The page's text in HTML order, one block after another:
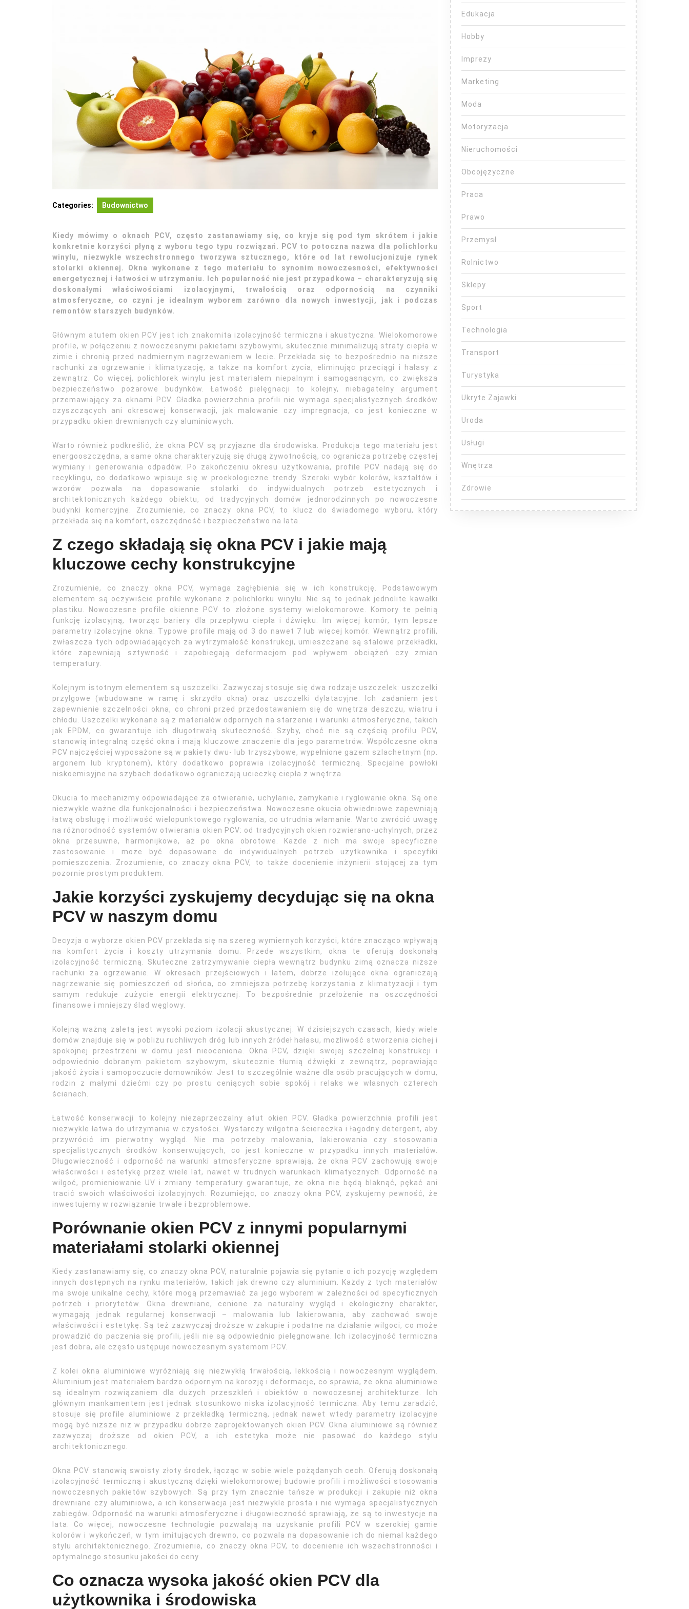
Categories: Budownictwo
Kiedy mówimy o oknach PCV, często zastanawiamy się, co kryje się pod tym skrótem i jakie
konkretnie korzyści płyną z wyboru tego typu rozwiązań. PCV to potoczna nazwa dla polichlorku
winylu, niezwykle wszechstronnego tworzywa sztucznego, które od lat rewolucjonizuje rynek
stolarki okiennej. Okna wykonane z tego materiału to synonim nowoczesności, efektywności
energetycznej i łatwości w utrzymaniu. Ich popularność nie jest przypadkowa – charakteryzują się
doskonałymi właściwościami izolacyjnymi, trwałością oraz odpornością na czynniki
atmosferyczne, co czyni je idealnym wyborem zarówno dla nowych inwestycji, jak i podczas
remontów starszych budynków.
Głównym atutem okien PCV jest ich znakomita izolacyjność termiczna i akustyczna. Wielokomorowe
profile, w połączeniu z nowoczesnymi pakietami szybowymi, skutecznie minimalizują straty ciepła w
zimie i chronią przed nadmiernym nagrzewaniem w lecie. Przekłada się to bezpośrednio na niższe
rachunki za ogrzewanie i klimatyzację, a także na komfort życia, eliminując przeciągi i hałasy z
zewnątrz. Co więcej, polichlorek winylu jest materiałem niepalnym i samogasnącym, co zwiększa
bezpieczeństwo pożarowe budynków. Łatwość pielęgnacji to kolejny, niebagatelny argument
przemawiający za oknami PCV. Gładka powierzchnia profili nie wymaga specjalistycznych środków
czyszczących ani okresowej konserwacji, jak malowanie czy impregnacja, co jest konieczne w
przypadku okien drewnianych czy aluminiowych.
Warto również podkreślić, że okna PCV są przyjazne dla środowiska. Produkcja tego materiału jest
energooszczędna, a same okna charakteryzują się długą żywotnością, co ogranicza potrzebę częstej
wymiany i generowania odpadów. Po zakończeniu okresu użytkowania, profile PCV nadają się do
recyklingu, co dodatkowo wpisuje się w proekologiczne trendy. Szeroki wybór kolorów, kształtów i
wzorów pozwala na dopasowanie stolarki do indywidualnych potrzeb estetycznych i
architektonicznych każdego obiektu, od tradycyjnych domów jednorodzinnych po nowoczesne
budynki komercyjne. Zrozumienie, co znaczy okna PCV, to klucz do świadomego wyboru, który
przekłada się na komfort, oszczędność i bezpieczeństwo na lata.
Z czego składają się okna PCV i jakie mają
kluczowe cechy konstrukcyjne
Zrozumienie, co znaczy okna PCV, wymaga zagłębienia się w ich konstrukcję. Podstawowym
elementem są oczywiście profile wykonane z polichlorku winylu. Nie są to jednak jednolite kawałki
plastiku. Nowoczesne profile okienne PCV to złożone systemy wielokomorowe. Komory te pełnią
funkcję izolacyjną, tworząc bariery dla przepływu ciepła i dźwięku. Im więcej komór, tym lepsze
parametry izolacyjne okna. Typowe profile mają od 3 do nawet 7 lub więcej komór. Wewnątrz profili,
zwłaszcza tych odpowiadających za wytrzymałość konstrukcji, umieszczane są stalowe przekładki,
które zapewniają sztywność i zapobiegają deformacjom pod wpływem obciążeń czy zmian
temperatury.
Kolejnym istotnym elementem są uszczelki. Zazwyczaj stosuje się dwa rodzaje uszczelek: uszczelki
przylgowe (wbudowane w ramę i skrzydło okna) oraz uszczelki dylatacyjne. Ich zadaniem jest
zapewnienie szczelności okna, co chroni przed przedostawaniem się do wnętrza deszczu, wiatru i
chłodu. Uszczelki wykonane są z materiałów odpornych na starzenie i warunki atmosferyczne, takich
jak EPDM, co gwarantuje ich długotrwałą skuteczność. Szyby, choć nie są częścią profilu PCV,
stanowią integralną część okna i mają kluczowe znaczenie dla jego parametrów. Współczesne okna
PCV najczęściej wyposażone są w pakiety dwu- lub trzyszybowe, wypełnione gazem szlachetnym (np.
argonem lub kryptonem), który dodatkowo poprawia izolacyjność termiczną. Specjalne powłoki
niskoemisyjne na szybach dodatkowo ograniczają ucieczkę ciepła z wnętrza.
Okucia to mechanizmy odpowiadające za otwieranie, uchylanie, zamykanie i ryglowanie okna. Są one
niezwykle ważne dla funkcjonalności i bezpieczeństwa. Nowoczesne okucia obwiedniowe zapewniają
łatwą obsługę i możliwość wielopunktowego ryglowania, co utrudnia włamanie. Warto zwrócić uwagę
na różnorodność systemów otwierania okien PCV: od tradycyjnych okien rozwierano-uchylnych, przez
okna przesuwne, harmonijkowe, aż po okna obrotowe. Każde z nich ma swoje specyficzne
zastosowanie i może być dopasowane do indywidualnych potrzeb użytkownika i specyfiki
pomieszczenia. Zrozumienie, co znaczy okna PCV, to także docenienie inżynierii stojącej za tym
pozornie prostym produktem.
Jakie korzyści zyskujemy decydując się na okna
PCV w naszym domu
Decyzja o wyborze okien PCV przekłada się na szereg wymiernych korzyści, które znacząco wpływają
na komfort życia i koszty utrzymania domu. Przede wszystkim, okna te oferują doskonałą
izolacyjność termiczną. Skuteczne zatrzymywanie ciepła wewnątrz budynku zimą oznacza niższe
rachunki za ogrzewanie. W okresach przejściowych i latem, dobrze izolujące okna ograniczają
nagrzewanie się pomieszczeń od słońca, co zmniejsza potrzebę korzystania z klimatyzacji i tym
samym redukuje zużycie energii elektrycznej. To bezpośrednie przełożenie na oszczędności
finansowe i mniejszy ślad węglowy.
Kolejną ważną zaletą jest wysoki poziom izolacji akustycznej. W dzisiejszych czasach, kiedy wiele
domów znajduje się w pobliżu ruchliwych dróg lub innych źródeł hałasu, możliwość stworzenia cichej i
spokojnej przestrzeni w domu jest nieoceniona. Okna PCV, dzięki swojej szczelnej konstrukcji i
odpowiednio dobranym pakietom szybowym, skutecznie tłumią dźwięki z zewnątrz, poprawiając
jakość życia i samopoczucie domowników. Jest to szczególnie ważne dla osób pracujących w domu,
rodzin z małymi dziećmi czy po prostu ceniących sobie spokój i relaks we własnych czterech
ścianach.
Łatwość konserwacji to kolejny niezaprzeczalny atut okien PCV. Gładka powierzchnia profili jest
niezwykle łatwa do utrzymania w czystości. Wystarczy wilgotna ściereczka i łagodny detergent, aby
przywrócić im pierwotny wygląd. Nie ma potrzeby malowania, lakierowania czy stosowania
specjalistycznych środków konserwujących, co jest konieczne w przypadku innych materiałów.
Długowieczność i odporność na warunki atmosferyczne sprawiają, że okna PCV zachowują swoje
właściwości i estetykę przez wiele lat, nawet w trudnych warunkach klimatycznych. Odporność na
wilgoć, promieniowanie UV i zmiany temperatury gwarantuje, że okna nie będą blaknąć, pękać ani
tracić swoich właściwości izolacyjnych. Rozumiejąc, co znaczy okna PCV, zyskujemy pewność, że
inwestujemy w rozwiązanie trwałe i bezproblemowe.
Porównanie okien PCV z innymi popularnymi
materiałami stolarki okiennej
Kiedy zastanawiamy się, co znaczy okna PCV, naturalnie pojawia się pytanie o ich pozycję względem
innych dostępnych na rynku materiałów, takich jak drewno czy aluminium. Każdy z tych materiałów
ma swoje unikalne cechy, które mogą przemawiać za jego wyborem w zależności od specyficznych
potrzeb i priorytetów. Okna drewniane, cenione za naturalny wygląd i ekologiczny charakter,
wymagają jednak regularnej konserwacji – malowania lub lakierowania, aby zachować swoje
właściwości i estetykę. Są też zazwyczaj droższe w zakupie i podatne na działanie wilgoci, co może
prowadzić do paczenia się profili, jeśli nie są odpowiednio pielęgnowane. Ich izolacyjność termiczna
jest dobra, ale często ustępuje nowoczesnym systemom PCV.
Z kolei okna aluminiowe wyróżniają się niezwykłą trwałością, lekkością i nowoczesnym wyglądem.
Aluminium jest materiałem bardzo odpornym na korozję i deformacje, co sprawia, że okna aluminiowe
są idealnym rozwiązaniem dla dużych przeszkleń i obiektów o nowoczesnej architekturze. Ich
głównym mankamentem jest jednak stosunkowo niska izolacyjność termiczna. Aby temu zaradzić,
stosuje się profile aluminiowe z przekładką termiczną, jednak nawet wtedy parametry izolacyjne
mogą być niższe niż w przypadku dobrze zaprojektowanych okien PCV. Okna aluminiowe są również
zazwyczaj droższe od okien PCV, a ich estetyka może nie pasować do każdego stylu
architektonicznego.
Okna PCV stanowią swoisty złoty środek, łącząc w sobie wiele pożądanych cech. Oferują doskonałą
izolacyjność termiczną i akustyczną dzięki wielokomorowej budowie profili i możliwości stosowania
nowoczesnych pakietów szybowych. Są przy tym znacznie tańsze w produkcji i zakupie niż okna
drewniane czy aluminiowe, a ich konserwacja jest niezwykle prosta i nie wymaga specjalistycznych
zabiegów. Odporność na warunki atmosferyczne i długowieczność sprawiają, że są to inwestycje na
lata. Co więcej, nowoczesne technologie pozwalają na uzyskanie profili PCV w szerokiej gamie
kolorów i wykończeń, w tym imitujących drewno, co pozwala na dopasowanie ich do niemal każdego
stylu architektonicznego. Zrozumienie, co znaczy okna PCV, to docenienie ich wszechstronności i
optymalnego stosunku jakości do ceny.
Co oznacza wysoka jakość okien PCV dla
użytkownika i środowiska
Edukacja
Hobby
Imprezy
Marketing
Moda
Motoryzacja
Nieruchomości
Obcojęzyczne
Praca
Prawo
Przemysł
Rolnictwo
Sklepy
Sport
Technologia
Transport
Turystyka
Ukryte Zajawki
Uroda
Usługi
Wnętrza
Zdrowie